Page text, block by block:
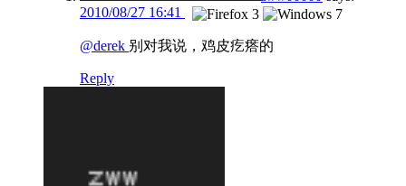
2010/08/27 16:41
@derek 别对我说，鸡皮疙瘩的
Reply